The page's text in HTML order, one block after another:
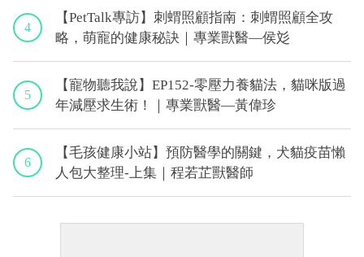
4
【PetTalk專訪】刺蝟照顧指南：刺蝟照顧全攻
略，萌寵的健康秘訣｜專業獸醫—侯彣
5
【寵物聽我說】EP152-零壓力養貓法，貓咪版過
年減壓求生術！｜專業獸醫—黃偉珍
6
【毛孩健康小站】預防醫學的關鍵，犬貓疫苗懶
人包大整理-上集｜程若芷獸醫師